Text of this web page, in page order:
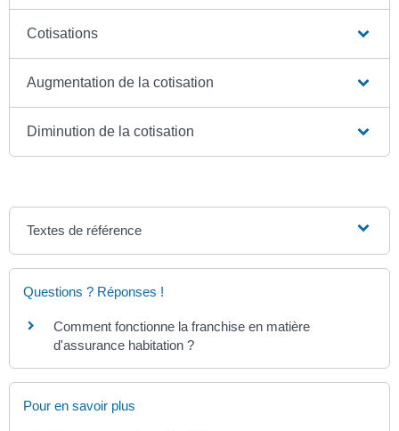
Cotisations
Augmentation de la cotisation
Diminution de la cotisation
Textes de référence
Questions ? Réponses !
Comment fonctionne la franchise en matière
d'assurance habitation ?
Pour en savoir plus